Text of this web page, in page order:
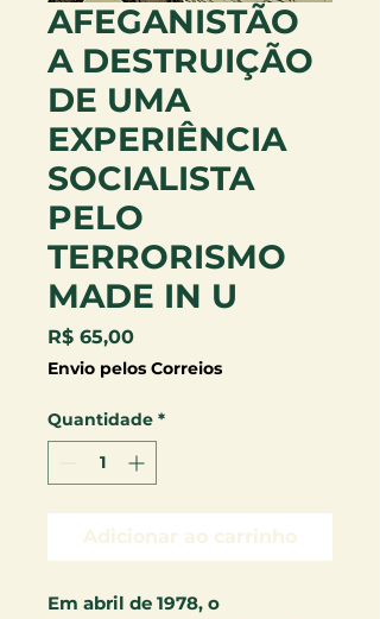
AFEGANISTÃO
A DESTRUIÇÃO
DE UMA
EXPERIÊNCIA
SOCIALISTA
PELO
TERRORISMO
MADE IN U
R$ 65,00Preço
Envio pelos Correios
Quantidade *
Adicionar ao carrinho
Em abril de 1978, o